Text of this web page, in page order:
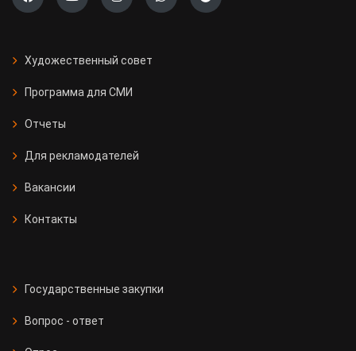
Художественный совет
Программа для СМИ
Отчеты
Для рекламодателей
Вакансии
Контакты
Государственные закупки
Вопрос - ответ